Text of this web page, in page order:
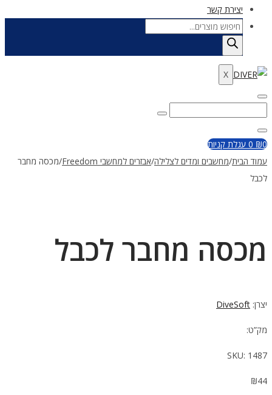
יצירת קשר
Products
search
X
Enter
Keywordfor:
Close
₪0
0 עגלת קניות
עמוד הבית/מחשבים ומדים לצלילה/אבזרים למחשבי Freedom /מכסה מחבר
לכבל
מכסה מחבר לכבל
יצרן: DiveSoft
מק”ט:
SKU: 1487
₪44